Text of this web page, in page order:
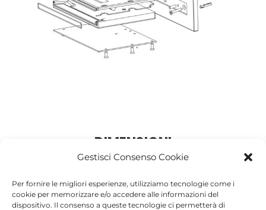
Gestisci Consenso Cookie
Per fornire le migliori esperienze, utilizziamo tecnologie come i
cookie per memorizzare e/o accedere alle informazioni del
dispositivo. Il consenso a queste tecnologie ci permetterà di
DIMENSIONI